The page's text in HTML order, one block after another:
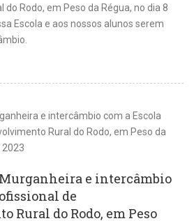
do Rodo, em Peso da Régua, no dia 8
Escola e aos nossos alunos serem
e intercâmbio
de
Rural do Rodo, em Peso